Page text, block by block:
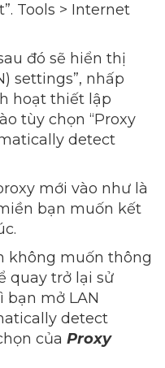
Tools > Internet
đó sẽ hiển thị
settings”, nhấp
hoạt thiết lập
tùy chọn “Proxy
detect
mới vào như là
bạn muốn kết
không muốn thông
quay trở lại sử
mở LAN
detect
của Proxy